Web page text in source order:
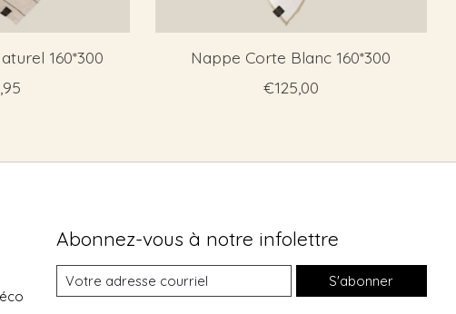
160*300
Nappe Corte Blanc 160*300
€125,00
Abonnez-vous à notre infolettre
S'abonner